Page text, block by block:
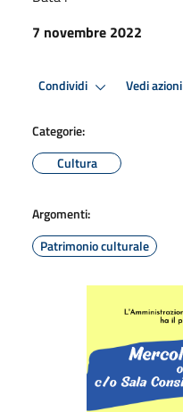
7 novembre 2022
Condividi Vedi azioni
Categorie:
Cultura
Argomenti:
Patrimonio culturale